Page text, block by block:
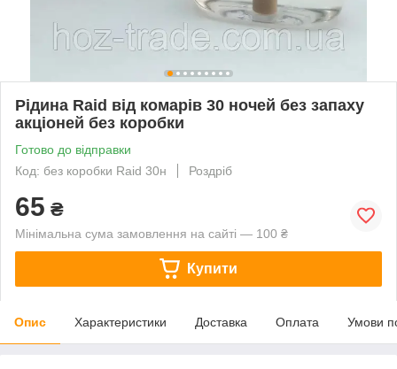
Рідина Raid від комарів 30 ночей без запаху
акціоней без коробки
Готово до відправки
Код: без коробки Raid 30н
Роздріб
65 ₴
Мінімальна сума замовлення на сайті — 100 ₴
Купити
Опис Характеристики Доставка Оплата Умови